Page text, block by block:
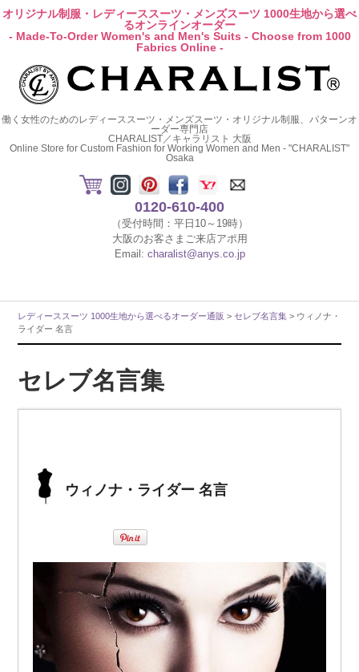
オリジナル制服・レディーススーツ・メンズスーツ 1000生地から選べ
るオンラインオーダー
- Made-To-Order Women's and Men's Suits - Choose from 1000
Fabrics Online -
働く女性のためのレディーススーツ・メンズスーツ・オリジナル制服、パターンオ
ーダー専門店
CHARALIST／キャラリスト 大阪
Online Store for Custom Fashion for Working Women and Men - "CHARALIST"
Osaka
0120-610-400
（受付時間：平日10～19時）
大阪のお客さまご来店アポ用
Email: charalist@anys.co.jp
レディーススーツ 1000生地から選べるオーダー通販 > セレブ名言集 > ウィノナ・
ライダー 名言
セレブ名言集
ウィノナ・ライダー 名言